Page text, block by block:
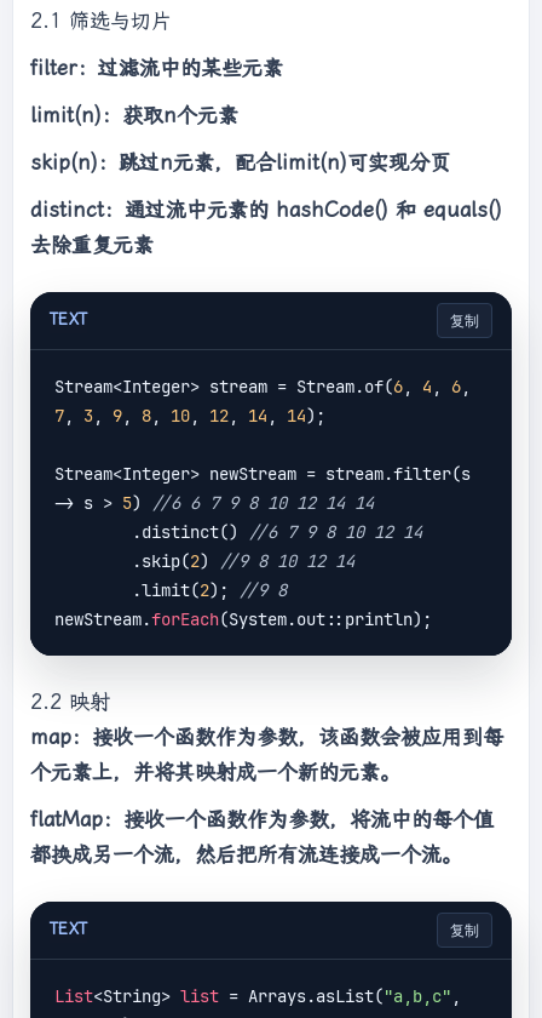
2.1 筛选与切片
filter：过滤流中的某些元素
limit(n)：获取n个元素
skip(n)：跳过n元素，配合limit(n)可实现分页
distinct：通过流中元素的 hashCode() 和 equals()
去除重复元素
TEXT 复制
Stream<Integer> stream = Stream.of(6, 4 , 6
7, 3, 9, 8, 10, 12, 14 , 14);
Stream<Integer> newStream = stream.filter(s
-> s > 5)
//6 6 7 9 8 10 12 14 14
        .distinct()
//6 7 9 8 10 12 14
        .skip(
2)
//9 8 10 12 14
        .limit(
2);
//9 8
newStream.forEach
2.2 映射
map：接收一个函数作为参数，该函数会被应用到每
个元素上，并将其映射成一个新的元素。
flatMap：接收一个函数作为参数，将流中的每个值
都换成另一个流，然后把所有流连接成一个流。
TEXT 复制
List<String> list = Arrays.asList("a,b,c"